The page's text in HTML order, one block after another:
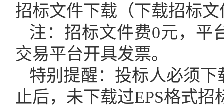
招标文件下载（下载招标
注：招标文件费0元，平
交易平台开具发票。
特别提醒：投标人必须下
止后， 未下载过EPS格式